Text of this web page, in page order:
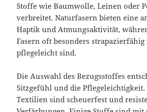
Stoffe wie Baumwolle, Leinen oder
verbreitet. Naturfasern bieten eine
Haptik und Atmungsaktivität,
Fasern oft besonders strapazierfähig
pflegeleicht sind.
Die Auswahl des Bezugsstoffes
Sitzgefühl und die
Textilien sind scheuerfest und